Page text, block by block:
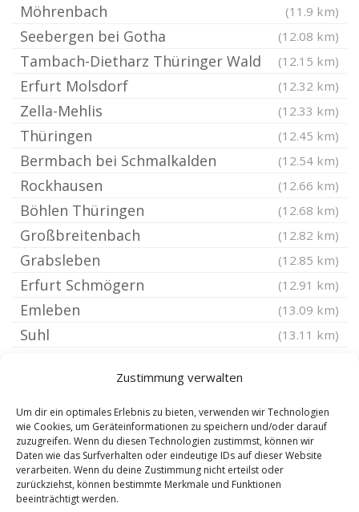
Zustimmung verwalten
Um dir ein optimales Erlebnis zu bieten, verwenden wir Technologien
wie Cookies, um Geräteinformationen zu speichern und/oder darauf
zuzugreifen. Wenn du diesen Technologien zustimmst, können wir
Daten wie das Surfverhalten oder eindeutige IDs auf dieser Website
verarbeiten. Wenn du deine Zustimmung nicht erteilst oder
zurückziehst, können bestimmte Merkmale und Funktionen
beeinträchtigt werden.
Möhrenbach (11.9 km)
Seebergen bei Gotha (12.08 km)
Tambach-Dietharz Thüringer Wald (12.15 km)
Erfurt Molsdorf (12.32 km)
Zella-Mehlis (12.33 km)
Thüringen (12.45 km)
Bermbach bei Schmalkalden (12.54 km)
Rockhausen (12.66 km)
Böhlen Thüringen (12.68 km)
Großbreitenbach (12.82 km)
Grabsleben (12.85 km)
Erfurt Schmögern (12.91 km)
Emleben (13.09 km)
Suhl (13.11 km)
Altenfeld bei Ilmenau Thüringen
Mellenbach-Glasbach (13.22 km)
Rottenbach Thüringen (13.23 km)
Erfurt Rhoda (13.25 km)
Unterschönau bei Schmalkalden (13.32 km)